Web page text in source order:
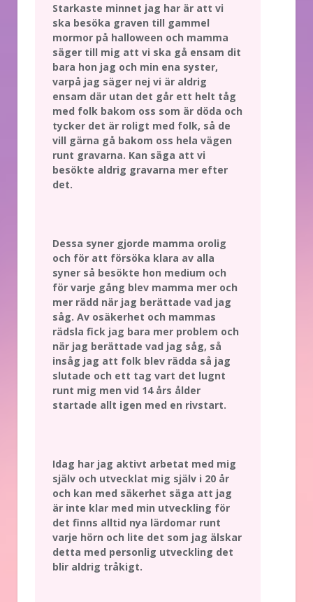
Starkaste minnet jag har är att vi
ska besöka graven till gammel
mormor på halloween och mamma
säger till mig att vi ska gå ensam dit
bara hon jag och min ena syster,
varpå jag säger nej vi är aldrig
ensam där utan det går ett helt tåg
med folk bakom oss som är döda och
tycker det är roligt med folk, så de
vill gärna gå bakom oss hela vägen
runt gravarna. Kan säga att vi
besökte aldrig gravarna mer efter
det.
Dessa syner gjorde mamma orolig
och för att försöka klara av alla
syner så besökte hon medium och
för varje gång blev mamma mer och
mer rädd när jag berättade vad jag
såg. Av osäkerhet och mammas
rädsla fick jag bara mer problem och
när jag berättade vad jag såg, så
insåg jag att folk blev rädda så jag
slutade och ett tag vart det lugnt
runt mig men vid 14 års ålder
startade allt igen med en rivstart.
Idag har jag aktivt arbetat med mig
själv och utvecklat mig själv i 20 år
och kan med säkerhet säga att jag
är inte klar med min utveckling för
det finns alltid nya lärdomar runt
varje hörn och lite det som jag älskar
detta med personlig utveckling det
blir aldrig tråkigt.